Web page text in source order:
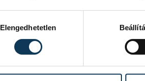
Elengedhetetlen